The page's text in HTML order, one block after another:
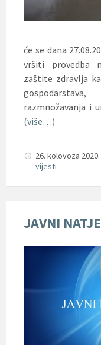
će se dana
vršiti provedba
zaštite zdravlja
razmnožavanja i
(više…)
26. kolovoza 2020.
vijesti
JAVNI